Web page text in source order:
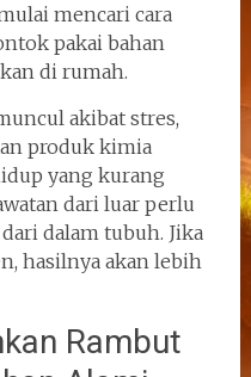
mencari cara
pakai bahan
di rumah.
akibat stres,
produk kimia
yang kurang
dari luar perlu
dalam tubuh. Jika
hasilnya akan lebih
Rambut